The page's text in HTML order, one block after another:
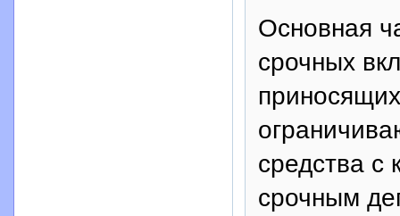
Основная
срочных
средства с
срочным